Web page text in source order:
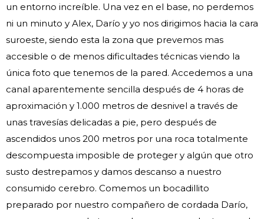
un entorno increíble. Una vez en el base, no perdemos
ni un minuto y Alex, Darío y yo nos dirigimos hacia la cara
suroeste, siendo esta la zona que prevemos mas
accesible o de menos dificultades técnicas viendo la
única foto que tenemos de la pared. Accedemos a una
canal aparentemente sencilla después de 4 horas de
aproximación y 1.000 metros de desnivel a través de
unas travesías delicadas a pie, pero después de
ascendidos unos 200 metros por una roca totalmente
descompuesta imposible de proteger y algún que otro
susto destrepamos y damos descanso a nuestro
consumido cerebro. Comemos un bocadillito
preparado por nuestro compañero de cordada Darío,